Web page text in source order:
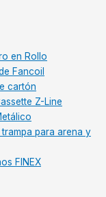
en Rollo
Fancoil
cartón
Z-Line
trampa para arena y
FINEX